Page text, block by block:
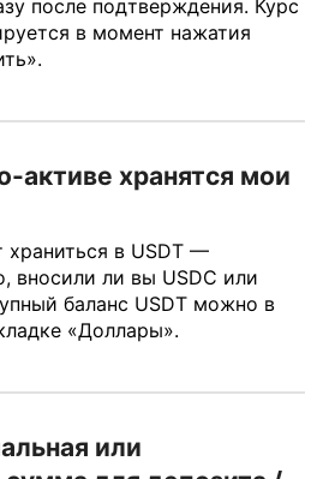
после подтверждения. Курс
в момент нажатия
активе хранятся мои
храниться в USDT —
вносили ли вы USDC или
баланс USDT можно в
«Доллары».
или